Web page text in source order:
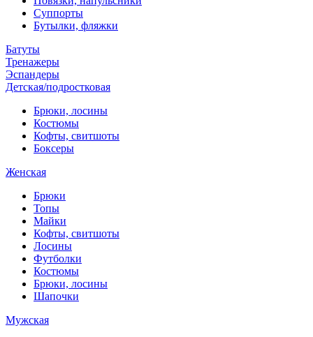
Суппорты
Бутылки, фляжки
Батуты
Тренажеры
Эспандеры
Детская/подростковая
Брюки, лосины
Костюмы
Кофты, свитшоты
Боксеры
Женская
Брюки
Топы
Майки
Кофты, свитшоты
Лосины
Футболки
Костюмы
Брюки, лосины
Шапочки
Мужская